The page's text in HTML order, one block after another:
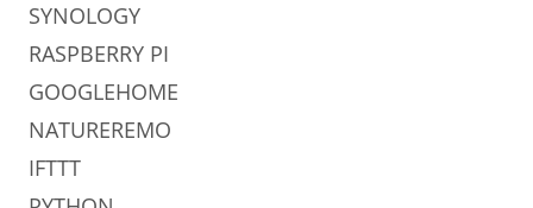
SYNOLOGY
RASPBERRY PI
GOOGLEHOME
NATUREREMO
IFTTT